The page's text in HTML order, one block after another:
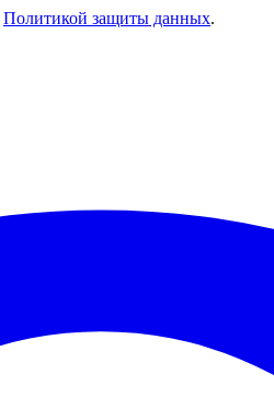
Политикой защиты данных.